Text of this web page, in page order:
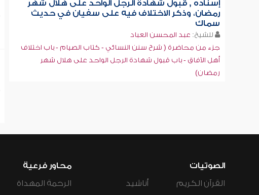
إسناده , قبول شهادة الرجل الواحد على هلال شهر
رمضان، وذكر الاختلاف فيه على سفيان في حديث
سماك
للشيخ: عبد المحسن العباد
جزء من محاضرة ( شرح سنن النسائي - كتاب الصيام - باب اختلاف
أهل الآفاق - باب قبول شهادة الرجل الواحد على هلال شهر
رمضان)
الصوتيات
القرآن الكريم
أناشيد
محاور فرعية
الرحمة المهداة